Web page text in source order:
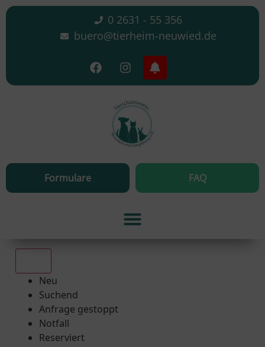
0 2631 - 55 356
buero@tierheim-neuwied.de
Formulare FAQ
Neu
Suchend
Anfrage gestoppt
Notfall
Reserviert